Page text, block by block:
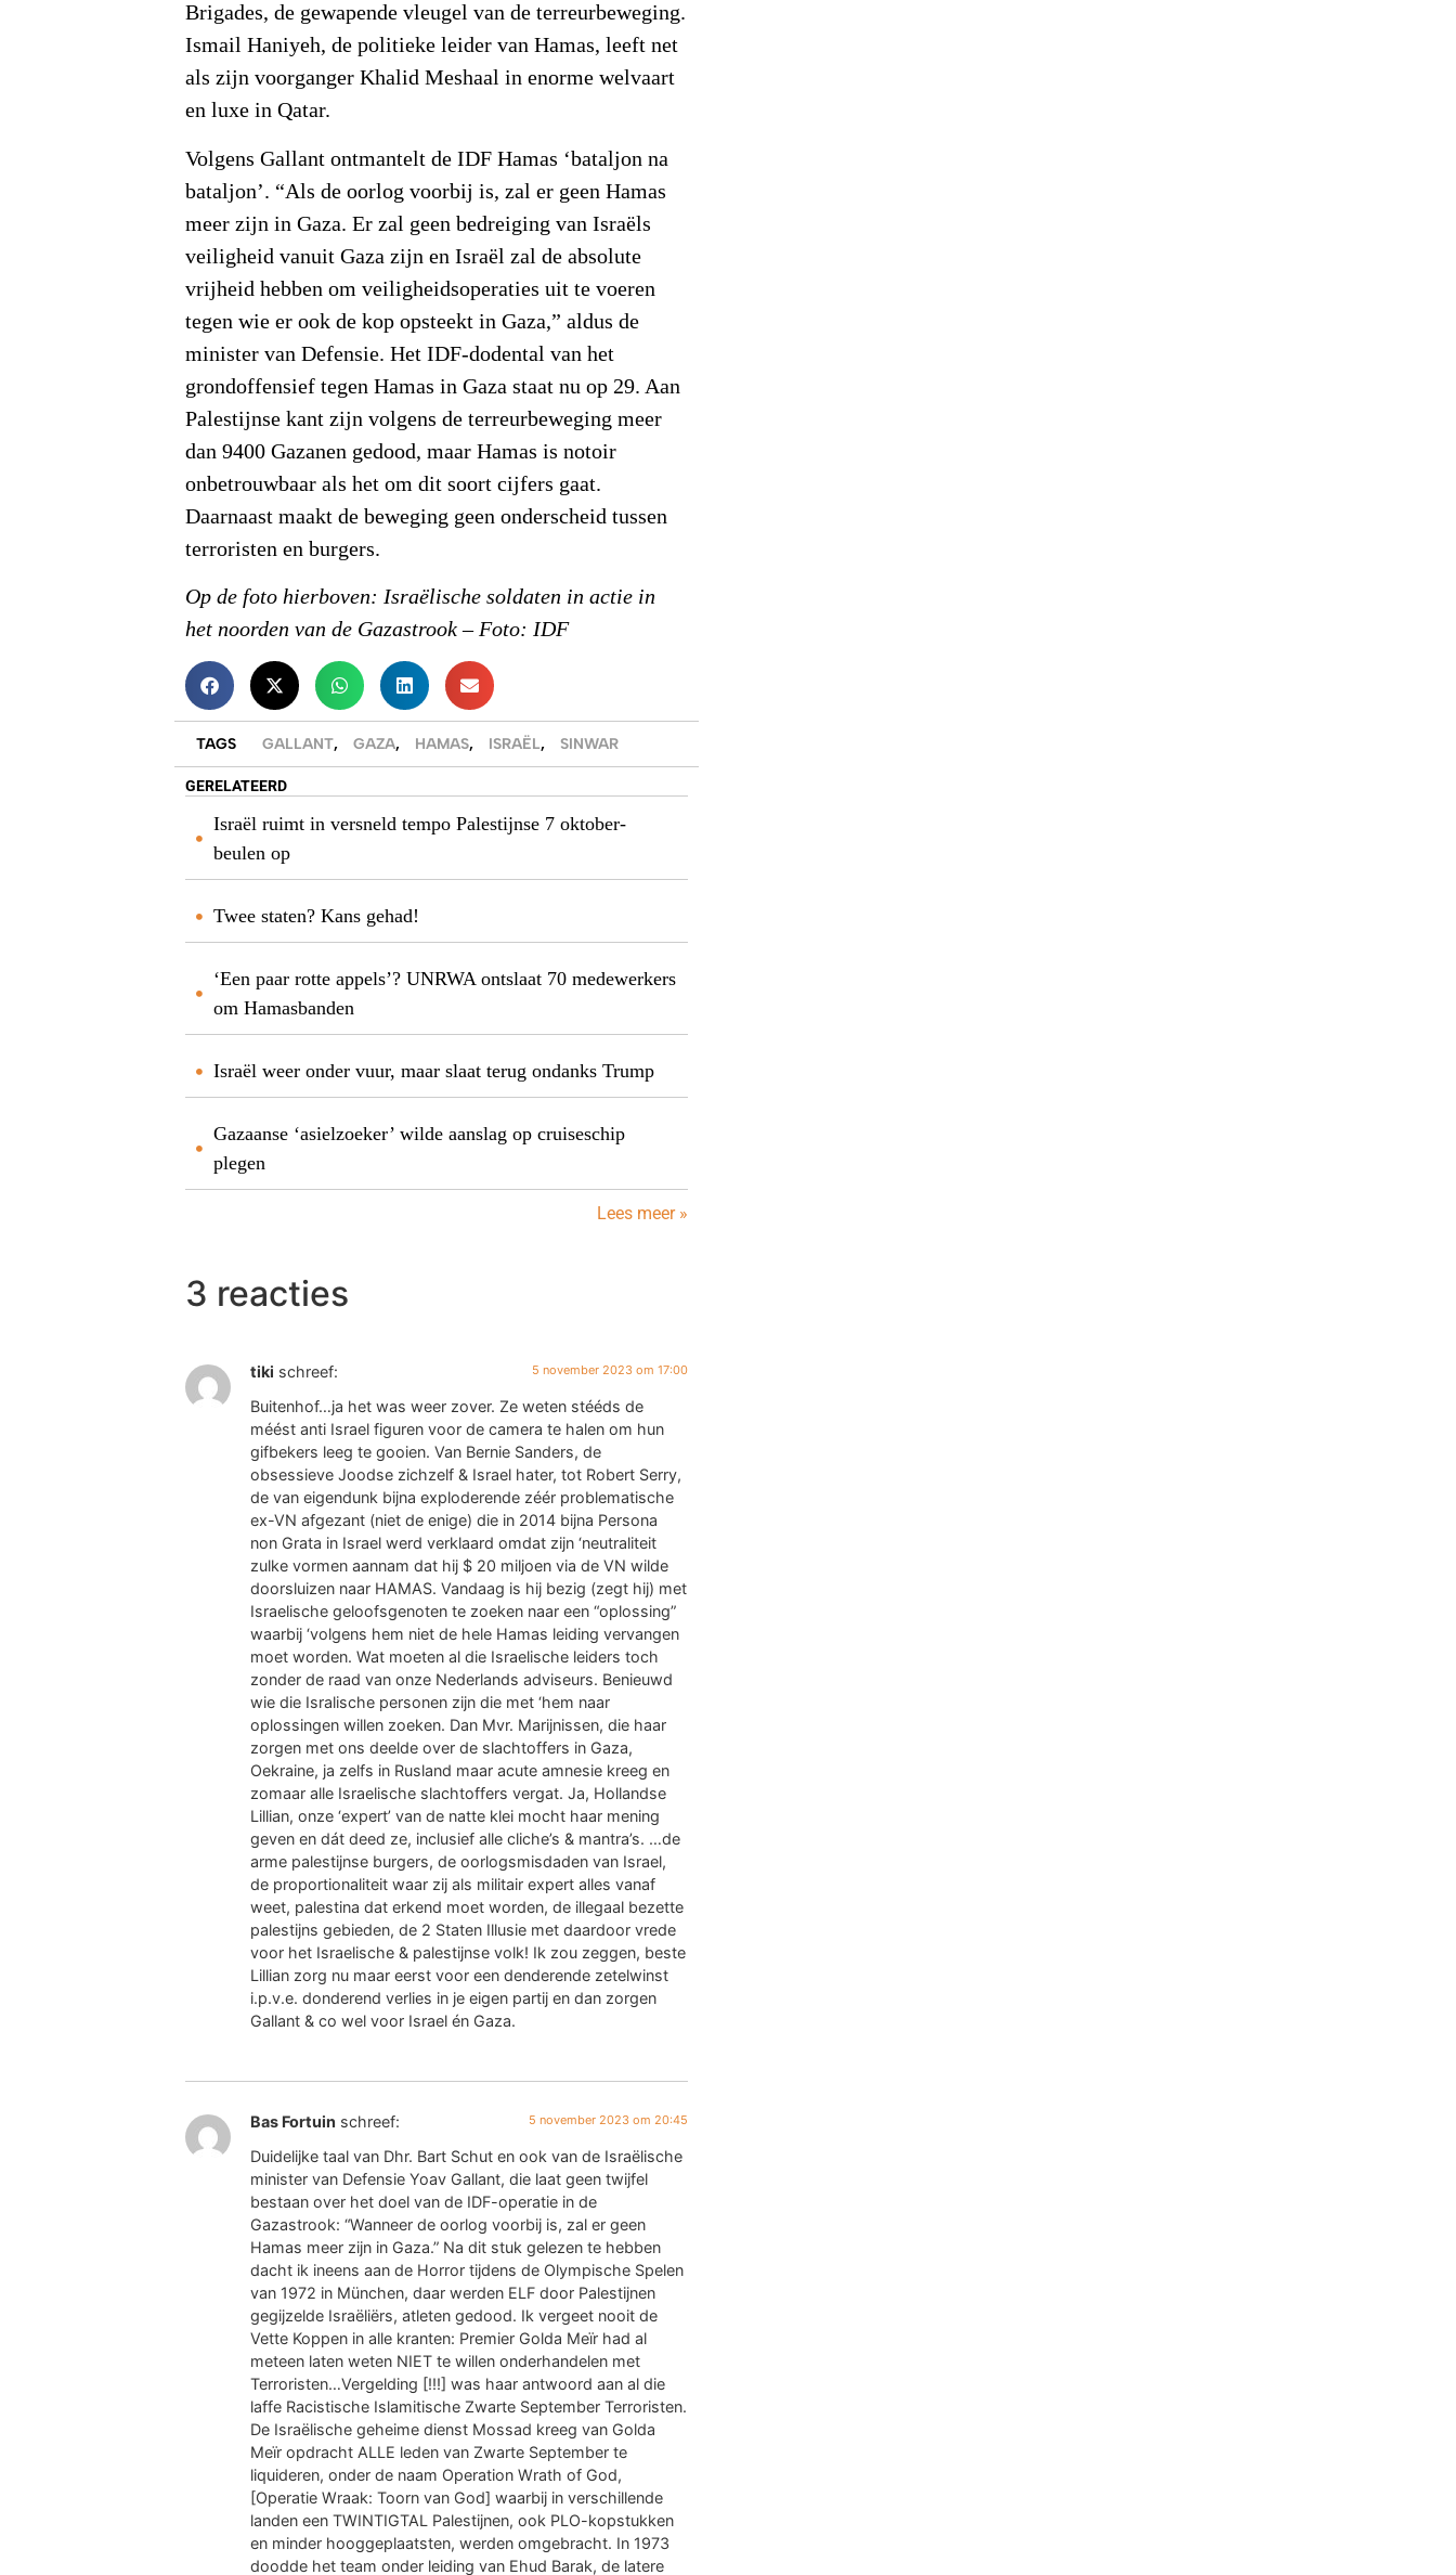
Brigades, de gewapende vleugel van de terreurbeweging.
Ismail Haniyeh, de politieke leider van Hamas, leeft net
als zijn voorganger Khalid Meshaal in enorme welvaart
en luxe in Qatar.
Volgens Gallant ontmantelt de IDF Hamas ‘bataljon na
bataljon’. “Als de oorlog voorbij is, zal er geen Hamas
meer zijn in Gaza. Er zal geen bedreiging van Israëls
veiligheid vanuit Gaza zijn en Israël zal de absolute
vrijheid hebben om veiligheidsoperaties uit te voeren
tegen wie er ook de kop opsteekt in Gaza,” aldus de
minister van Defensie. Het IDF-dodental van het
grondoffensief tegen Hamas in Gaza staat nu op 29. Aan
Palestijnse kant zijn volgens de terreurbeweging meer
dan 9400 Gazanen gedood, maar Hamas is notoir
onbetrouwbaar als het om dit soort cijfers gaat.
Daarnaast maakt de beweging geen onderscheid tussen
terroristen en burgers.
Op de foto hierboven: Israëlische soldaten in actie in
het noorden van de Gazastrook – Foto: IDF
TAGS GALLANT, GAZA, HAMAS, ISRAËL, SINWAR
GERELATEERD
Israël ruimt in versneld tempo Palestijnse 7 oktober-
beulen op
Twee staten? Kans gehad!
‘Een paar rotte appels’? UNRWA ontslaat 70 medewerkers
om Hamasbanden
Israël weer onder vuur, maar slaat terug ondanks Trump
Gazaanse ‘asielzoeker’ wilde aanslag op cruiseschip
plegen
Lees meer »
3 reacties
tiki schreef: 5 november 2023 om 17:00
Buitenhof…ja het was weer zover. Ze weten stééds de
méést anti Israel figuren voor de camera te halen om hun
gifbekers leeg te gooien. Van Bernie Sanders, de
obsessieve Joodse zichzelf & Israel hater, tot Robert Serry,
de van eigendunk bijna exploderende zéér problematische
ex-VN afgezant (niet de enige) die in 2014 bijna Persona
non Grata in Israel werd verklaard omdat zijn ‘neutraliteit
zulke vormen aannam dat hij $ 20 miljoen via de VN wilde
doorsluizen naar HAMAS. Vandaag is hij bezig (zegt hij) met
Israelische geloofsgenoten te zoeken naar een “oplossing”
waarbij ‘volgens hem niet de hele Hamas leiding vervangen
moet worden. Wat moeten al die Israelische leiders toch
zonder de raad van onze Nederlands adviseurs. Benieuwd
wie die Isralische personen zijn die met ‘hem naar
oplossingen willen zoeken. Dan Mvr. Marijnissen, die haar
zorgen met ons deelde over de slachtoffers in Gaza,
Oekraine, ja zelfs in Rusland maar acute amnesie kreeg en
zomaar alle Israelische slachtoffers vergat. Ja, Hollandse
Lillian, onze ‘expert’ van de natte klei mocht haar mening
geven en dát deed ze, inclusief alle cliche’s & mantra’s. …de
arme palestijnse burgers, de oorlogsmisdaden van Israel,
de proportionaliteit waar zij als militair expert alles vanaf
weet, palestina dat erkend moet worden, de illegaal bezette
palestijns gebieden, de 2 Staten Illusie met daardoor vrede
voor het Israelische & palestijnse volk! Ik zou zeggen, beste
Lillian zorg nu maar eerst voor een denderende zetelwinst
i.p.v.e. donderend verlies in je eigen partij en dan zorgen
Gallant & co wel voor Israel én Gaza.
Bas Fortuin schreef: 5 november 2023 om 20:45
Duidelijke taal van Dhr. Bart Schut en ook van de Israëlische
minister van Defensie Yoav Gallant, die laat geen twijfel
bestaan over het doel van de IDF-operatie in de
Gazastrook: “Wanneer de oorlog voorbij is, zal er geen
Hamas meer zijn in Gaza.” Na dit stuk gelezen te hebben
dacht ik ineens aan de Horror tijdens de Olympische Spelen
van 1972 in München, daar werden ELF door Palestijnen
gegijzelde Israëliërs, atleten gedood. Ik vergeet nooit de
Vette Koppen in alle kranten: Premier Golda Meïr had al
meteen laten weten NIET te willen onderhandelen met
Terroristen…Vergelding [!!!] was haar antwoord aan al die
laffe Racistische Islamitische Zwarte September Terroristen.
De Israëlische geheime dienst Mossad kreeg van Golda
Meïr opdracht ALLE leden van Zwarte September te
liquideren, onder de naam Operation Wrath of God,
[Operatie Wraak: Toorn van God] waarbij in verschillende
landen een TWINTIGTAL Palestijnen, ook PLO-kopstukken
en minder hooggeplaatsten, werden omgebracht. In 1973
doodde het team onder leiding van Ehud Barak, de latere